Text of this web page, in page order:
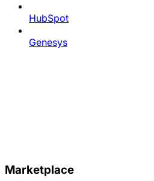
HubSpot
Genesys
Marketplace